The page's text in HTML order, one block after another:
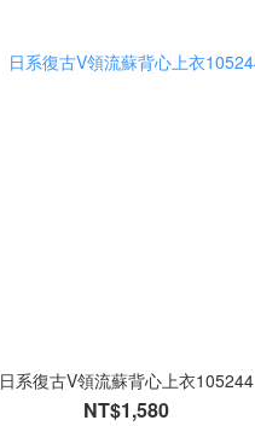
日系復古V領流蘇背心上衣105244
NT$1,580